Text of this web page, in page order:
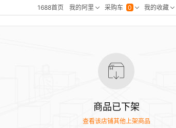
商品已下架
查看该店铺其他上架商品